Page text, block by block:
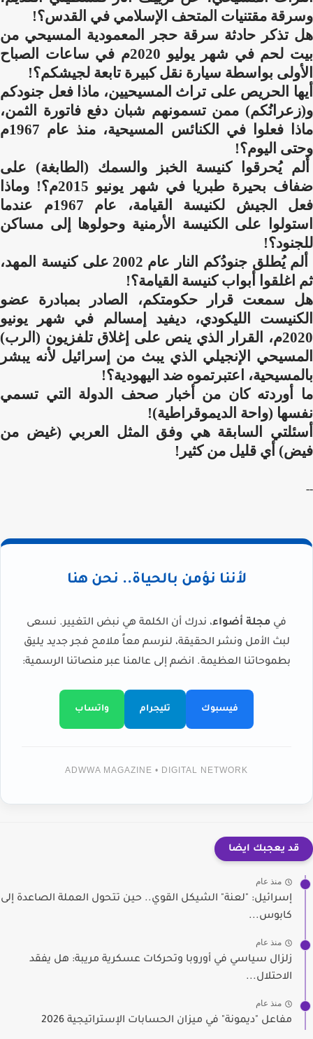
وسرقة مقتنيات المتحف الإسلامي في القدس؟!
هل تذكر حادثة سرقة حجر المعمودية المسيحي من
بيت لحم في شهر يوليو 2020م في ساعات الصباح
الأولى بواسطة سيارة نقل كبيرة تابعة لجيشكم؟!
أيها الحريص على تراث المسيحيين، ماذا فعل جنودكم
و(زعرانُكم) ممن تسمونهم شبان دفع فاتورة الثمن،
ماذا فعلوا في الكنائس المسيحية، منذ عام 1967م
وحتى اليوم؟!
ألم يُحرقوا كنيسة الخبز والسمك (الطابغة) على
ضفاف بحيرة طبريا في شهر يونيو 2015م؟! وماذا
فعل الجيش لكنيسة القيامة، عام 1967م عندما
استولوا على الكنيسة الأرمنية وحولوها إلى مساكن
للجنود؟!
ألم يُطلق جنودُكم النار عام 2002 على كنيسة المهد،
ثم اغلقوا أبواب كنيسة القيامة؟!
هل سمعت قرار حكومتكم، الصادر بمبادرة عضو
الكنيست الليكودي، ديفيد إمسالم في شهر يونيو
2020م، القرار الذي ينص على إغلاق تلفزيون (الرب)
المسيحي الإنجيلي الذي يبث من إسرائيل لأنه يبشر
بالمسيحية، اعتبرتموه ضد اليهودية؟!
ما أوردته كان من أخبار صحف الدولة التي تسمي
نفسها (واحة الديموقراطية)!
أسئلتي السابقة هي وفق المثل العربي (غيض من
فيض) أي قليل من كثير!
--
لأننا نؤمن بالحياة.. نحن هنا
في مجلة أضواء، ندرك أن الكلمة هي نبض التغيير. نسعى
لبث الأمل ونشر الحقيقة، لنرسم معاً ملامح فجر جديد يليق
بطموحاتنا العظيمة. انضم إلى عالمنا عبر منصاتنا الرسمية:
فيسبوك تليجرام واتساب
ADWWA MAGAZINE • DIGITAL NETWORK
قد يعجبك ايضا
منذ عام
إسرائيل: "لعنة" الشيكل القوي.. حين تتحول العملة الصاعدة إلى
كابوس...
منذ عام
زلزال سياسي في أوروبا وتحركات عسكرية مريبة: هل يفقد
الاحتلال...
منذ عام
مفاعل "ديمونة" في ميزان الحسابات الإستراتيجية 2026